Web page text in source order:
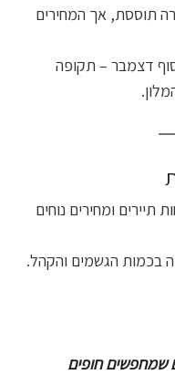
תוססת, אך המחירים
דצמבר – תקופה
תיירים ומחירים נוחים
בכמות הגשמים והקהל.
שמחפשים חופים